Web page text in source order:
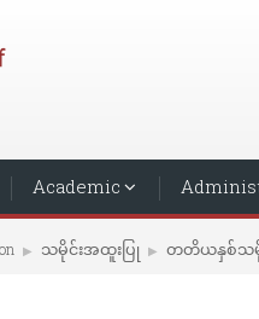
Academic
▶︎ သမိုင်းအထူးပြု ▶︎ တတိယနှစ်သမို